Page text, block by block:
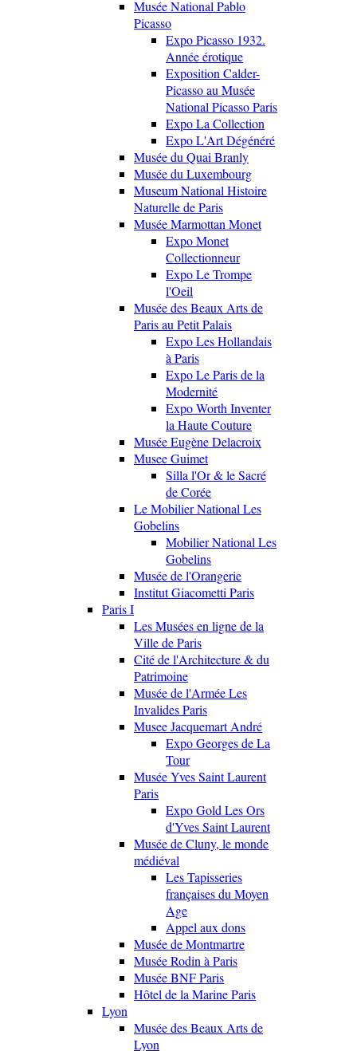
Musée National Pablo
Picasso
Expo Picasso 1932.
Année érotique
Exposition Calder-
Picasso au Musée
National Picasso Paris
Expo La Collection
Expo L'Art Dégénéré
Musée du Quai Branly
Musée du Luxembourg
Museum National Histoire
Naturelle de Paris
Musée Marmottan Monet
Expo Monet
Collectionneur
Expo Le Trompe
l'Oeil
Musée des Beaux Arts de
Paris au Petit Palais
Expo Les Hollandais
à Paris
Expo Le Paris de la
Modernité
Expo Worth Inventer
la Haute Couture
Musée Eugène Delacroix
Musee Guimet
Silla l'Or & le Sacré
de Corée
Le Mobilier National Les
Gobelins
Mobilier National Les
Gobelins
Musée de l'Orangerie
Institut Giacometti Paris
Paris I
Les Musées en ligne de la
Ville de Paris
Cité de l'Architecture & du
Patrimoine
Musée de l'Armée Les
Invalides Paris
Musee Jacquemart André
Expo Georges de La
Tour
Musée Yves Saint Laurent
Paris
Expo Gold Les Ors
d'Yves Saint Laurent
Musée de Cluny, le monde
médiéval
Les Tapisseries
françaises du Moyen
Age
Appel aux dons
Musée de Montmartre
Musée Rodin à Paris
Musée BNF Paris
Hôtel de la Marine Paris
Lyon
Musée des Beaux Arts de
Lyon